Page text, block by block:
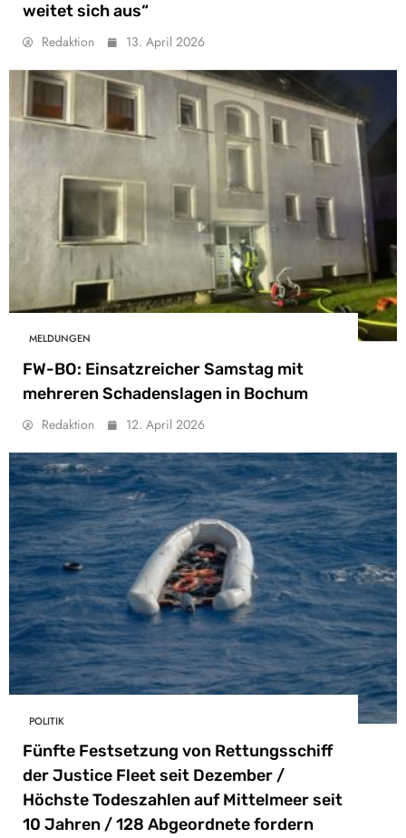
weitet sich aus“
Redaktion 13. April 2026
MELDUNGEN
FW-BO: Einsatzreicher Samstag mit
mehreren Schadenslagen in Bochum
Redaktion 12. April 2026
POLITIK
Fünfte Festsetzung von Rettungsschiff
der Justice Fleet seit Dezember /
Höchste Todeszahlen auf Mittelmeer seit
10 Jahren / 128 Abgeordnete fordern